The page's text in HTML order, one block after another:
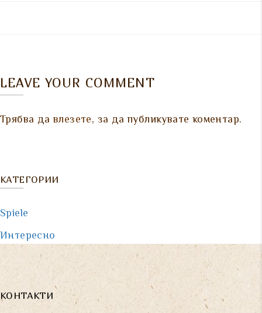
LEAVE YOUR COMMENT
Трябва давлезете, за да публикувате коментар.
КАТЕГОРИИ
Spiele
Интересно
КОНТАКТИ